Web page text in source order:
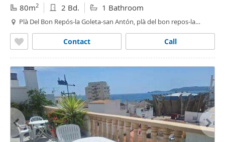
80m2 2 Bd. 1 Bathroom
Plà Del Bon Repós-la Goleta-san Antón, plà del bon repos-la
Call
Contact